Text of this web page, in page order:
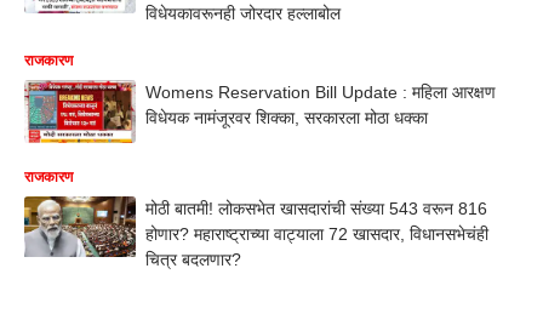
विधेयकावरूनही जोरदार हल्लाबोल
राजकारण
Womens Reservation Bill Update : महिला आरक्षण
विधेयक नामंजूरवर शिक्का, सरकारला मोठा धक्का
राजकारण
मोठी बातमी! लोकसभेत खासदारांची संख्या 543 वरून 816
होणार? महाराष्ट्राच्या वाट्याला 72 खासदार, विधानसभेचंही
चित्र बदलणार?